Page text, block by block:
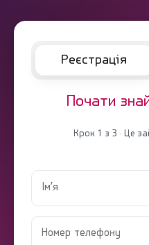
Реєстрація
Почати
Крок 1 з 3 · Це